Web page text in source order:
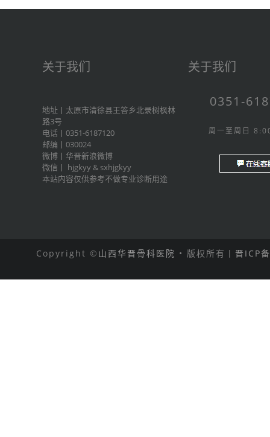
关于我们
地址丨太原市清徐县王答乡北录树枫林
路3号
电话丨0351-6187120
邮编丨030024
微博丨 华晋新浪微博
微信丨 hjgkyy & sxhjgkyy
本站内容仅供参考不做专业诊断用途
关于我们
0351-
周一至周日
Copyright © 山西华晋骨科医院 • 版权所有丨 晋ICP